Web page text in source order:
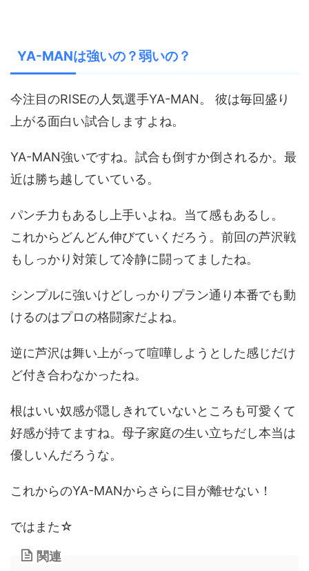
YA-MANは強いの？弱いの？
今注目のRISEの人気選手YA-MAN。 彼は毎回盛り
上がる面白い試合しますよね。
YA-MAN強いですね。試合も倒すか倒されるか。最
近は勝ち越していている。
パンチ力もあるし上手いよね。当て感もあるし。
これからどんどん伸びていくだろう。前回の芦沢戦
もしっかり対策して冷静に闘ってましたね。
シンプルに強いけどしっかりプラン通り本番でも動
けるのはプロの格闘家だよね。
逆に芦沢は舞い上がって喧嘩しようとした感じだけ
ど付き合わなかったね。
根はいい奴感が隠しきれていないところも可愛くて
好感が持てますね。母子家庭の生い立ちだし本当は
優しいんだろうな。
これからのYA-MANからさらに目が離せない！
ではまた☆
関連